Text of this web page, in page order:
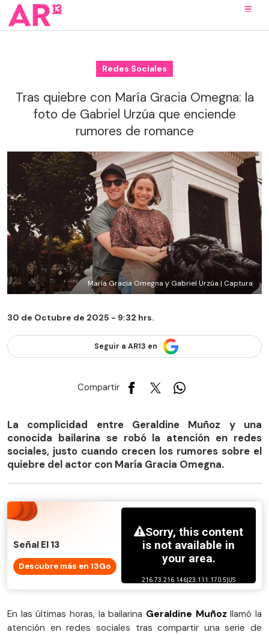
Redes Sociales
Tras quiebre con María Gracia Omegna: la
foto de Gabriel Urzúa que enciende
rumores de romance
María Gracia Omegna y Gabriel Urzúa | Captura
30 de Octubre de 2025 - 9:32 hrs.
Seguir a AR13 en
Compartir
La complicidad entre Geraldine Muñoz y una
conocida bailarina se robó la atención en redes
sociales, justo cuando crecen los rumores sobre el
quiebre del actor con María Gracia Omegna.
Señal El 13
Descubre más en 13Go
En las últimas horas, la bailarina Geraldine Muñoz llamó la
atención en redes sociales tras compartir una serie de